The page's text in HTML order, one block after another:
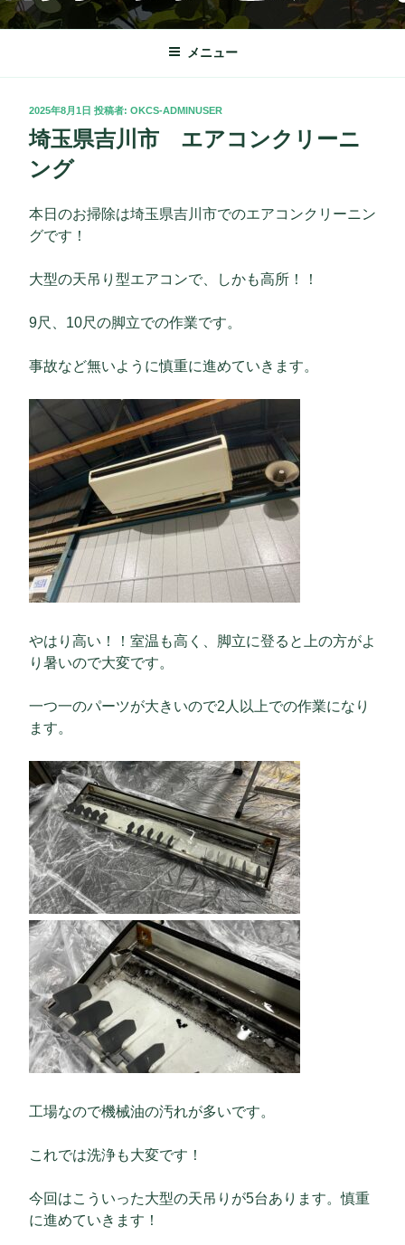
コ
ン
ン
OKクリーンサービス
栃木市を中心に理想の快適な暮らしをサポート致します。
メニュー
投
稿
2025年8月1日 投稿者: OKCS-ADMINUSER
埼玉県吉川市 エアコンクリーニ
ング
本日のお掃除は埼玉県吉川市でのエアコンクリーニン
グです！
大型の天吊り型エアコンで、しかも高所！！
9尺、10尺の脚立での作業です。
事故など無いように慎重に進めていきます。
やはり高い！！室温も高く、脚立に登ると上の方がよ
り暑いので大変です。
一つ一のパーツが大きいので2人以上での作業になり
ます。
工場なので機械油の汚れが多いです。
これでは洗浄も大変です！
今回はこういった大型の天吊りが5台あります。慎重
に進めていきます！